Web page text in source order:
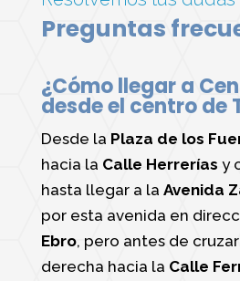
Preguntas
¿Cómo llegar a
desde el centro de
Desde la Plaza de los
hacia la Calle Herrerías y
hasta llegar a la Avenida
por esta avenida en
Ebro, pero antes de
derecha hacia la Calle